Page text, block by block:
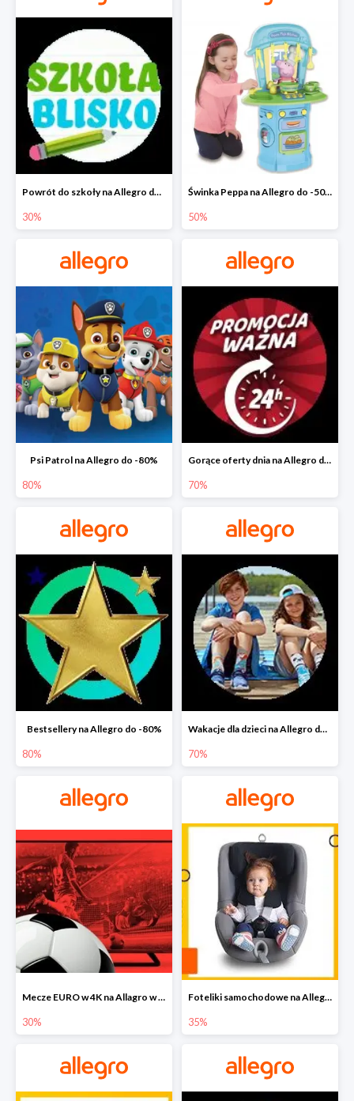
Powrót do szkoły na Allegro do -30%
30%
Świnka Peppa na Allegro do -50%
50%
Psi Patrol na Allegro do -80%
80%
Gorące oferty dnia na Allegro do -50%
70%
Bestsellery na Allegro do -80%
80%
Wakacje dla dzieci na Allegro do -70%
70%
Mecze EURO w 4K na Allagro w super cenach
30%
Foteliki samochodowe na Allegro w super cenach
35%